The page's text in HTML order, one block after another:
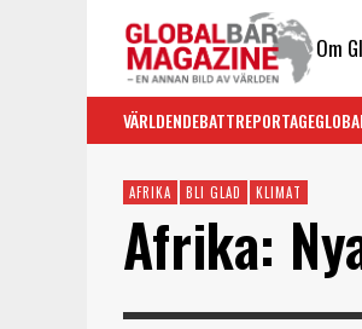
Om
VÄRLDENDEBATTREPORTAGE
AFRIKA BLI GLAD KLIMAT
Afrika: